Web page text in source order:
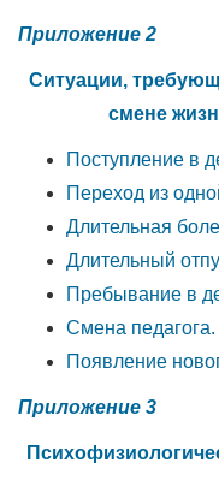
Приложение 2
Ситуации,
смене
Поступление в
Переход из
Длительная
Длительный
Пребывание в
Смена педагога.
Появление
Приложение 3